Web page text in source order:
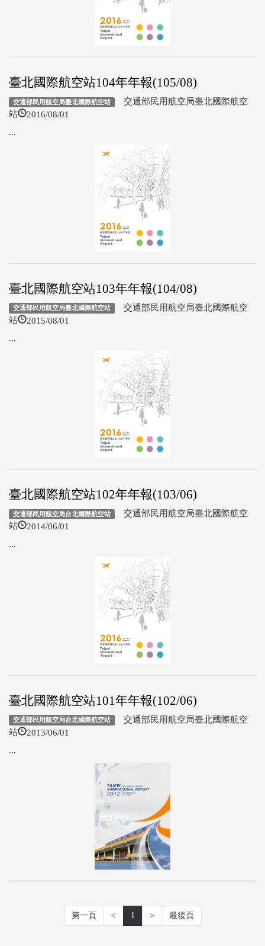
臺北國際航空站104年年報(105/08)
交通部民用航空局臺北國際航空站 交通部民用航空局臺北國際航空
站
2016/08/01
...
臺北國際航空站103年年報(104/08)
交通部民用航空局臺北國際航空站 交通部民用航空局臺北國際航空
站
2015/08/01
...
臺北國際航空站102年年報(103/06)
交通部民用航空局台北國際航空站 交通部民用航空局臺北國際航空
站
2014/06/01
...
臺北國際航空站101年年報(102/06)
交通部民用航空局台北國際航空站 交通部民用航空局臺北國際航空
站
2013/06/01
...
第一頁 < 1 > 最後頁